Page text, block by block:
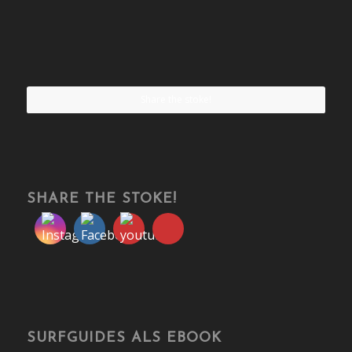
SHARE THE STOKE!
SURFGUIDES ALS EBOOK